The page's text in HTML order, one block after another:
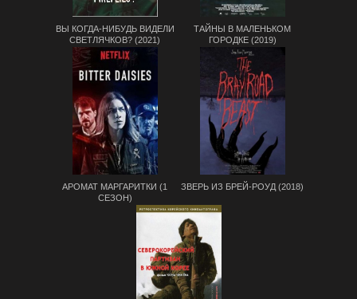
ВЫ КОГДА-НИБУДЬ ВИДЕЛИ
СВЕТЛЯЧКОВ? (2021)
ТАЙНЫ В МАЛЕНЬКОМ
ГОРОДКЕ (2019)
АРОМАТ МАРГАРИТКИ (1
СЕЗОН)
ЗВЕРЬ ИЗ БРЕЙ-РОУД (2018)